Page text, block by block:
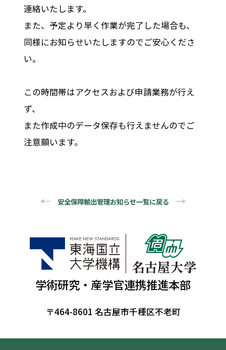
連絡いたします。
また、予定より早く作業が完了した場合も、
同様にお知らせいたしますのでご安心くださ
い。
この時間帯はアクセスおよび申請業務が行え
ず、
また作成中のデータ保存も行えませんのでご
注意願います。
安全保障輸出管理お知らせ一覧に戻る
学術研究・産学官連携推進本部
〒464-8601 名古屋市千種区不老町